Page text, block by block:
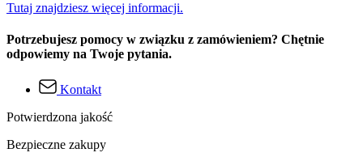
Tutaj znajdziesz więcej informacji.
Potrzebujesz pomocy w związku z zamówieniem? Chętnie
odpowiemy na Twoje pytania.
Kontakt
Potwierdzona jakość
Bezpieczne zakupy